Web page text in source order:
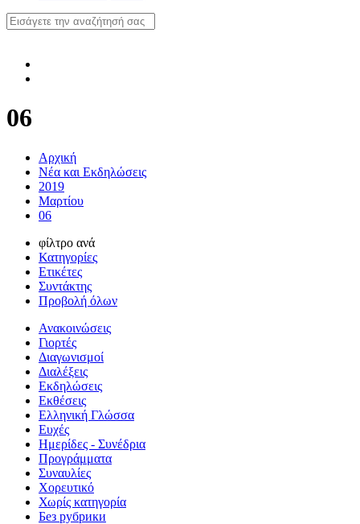
06
Αρχική
Νέα και Εκδηλώσεις
2019
Μαρτίου
06
φίλτρο ανά
Κατηγορίες
Ετικέτες
Συντάκτης
Προβολή όλων
Ανακοινώσεις
Γιορτές
Διαγωνισμοί
Διαλέξεις
Εκδηλώσεις
Εκθέσεις
Ελληνική Γλώσσα
Ευχές
Ημερίδες - Συνέδρια
Προγράμματα
Συναυλίες
Χορευτικό
Χωρίς κατηγορία
Без рубрики